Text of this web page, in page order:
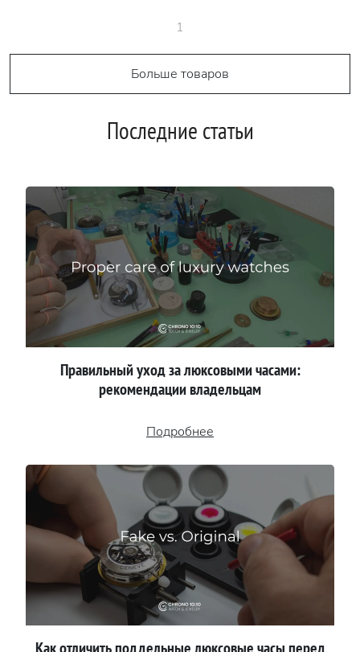
1
Больше товаров
Последние статьи
Правильный уход за люксовыми часами:
рекомендации владельцам
Подробнее